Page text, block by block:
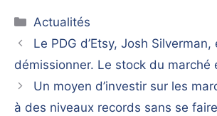
Catégories
Actualités
Le PDG d’Etsy, Josh
démissionner. Le stock du marché
Un moyen d’investir sur les
à des niveaux records sans se